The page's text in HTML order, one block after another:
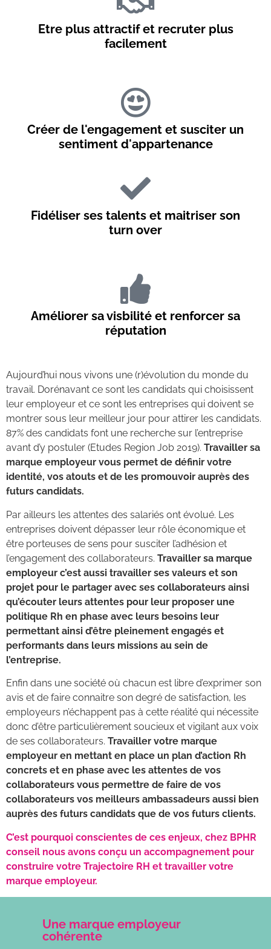
Etre plus attractif et recruter plus
facilement
Créer de l'engagement et susciter un
sentiment d'appartenance
Fidéliser ses talents et maitriser son
turn over
Améliorer sa visbilité et renforcer sa
réputation
Aujourd’hui nous vivons une (r)évolution du monde du
travail. Dorénavant ce sont les candidats qui choisissent
leur employeur et ce sont les entreprises qui doivent se
montrer sous leur meilleur jour pour attirer les candidats.
87% des candidats font une recherche sur l’entreprise
avant d’y postuler (Etudes Region Job 2019). Travailler sa
marque employeur vous permet de définir votre
identité, vos atouts et de les promouvoir auprès des
futurs candidats.
Par ailleurs les attentes des salariés ont évolué. Les
entreprises doivent dépasser leur rôle économique et
être porteuses de sens pour susciter l’adhésion et
l’engagement des collaborateurs. Travailler sa marque
employeur c’est aussi travailler ses valeurs et son
projet pour le partager avec ses collaborateurs ainsi
qu’écouter leurs attentes pour leur proposer une
politique Rh en phase avec leurs besoins leur
permettant ainsi d’être pleinement engagés et
performants dans leurs missions au sein de
l’entreprise.
Enfin dans une société où chacun est libre d’exprimer son
avis et de faire connaitre son degré de satisfaction, les
employeurs n’échappent pas à cette réalité qui nécessite
donc d’être particulièrement soucieux et vigilant aux voix
de ses collaborateurs. Travailler votre marque
employeur en mettant en place un plan d’action Rh
concrets et en phase avec les attentes de vos
collaborateurs vous permettre de faire de vos
collaborateurs vos meilleurs ambassadeurs aussi bien
auprès des futurs candidats que de vos futurs clients.
C’est pourquoi conscientes de ces enjeux, chez BPHR
conseil nous avons conçu un accompagnement pour
construire votre Trajectoire RH et travailler votre
marque employeur.
Une marque employeur
cohérente